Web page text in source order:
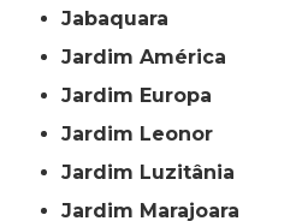
Jabaquara
Jardim América
Jardim Europa
Jardim Leonor
Jardim Luzitânia
Jardim Marajoara